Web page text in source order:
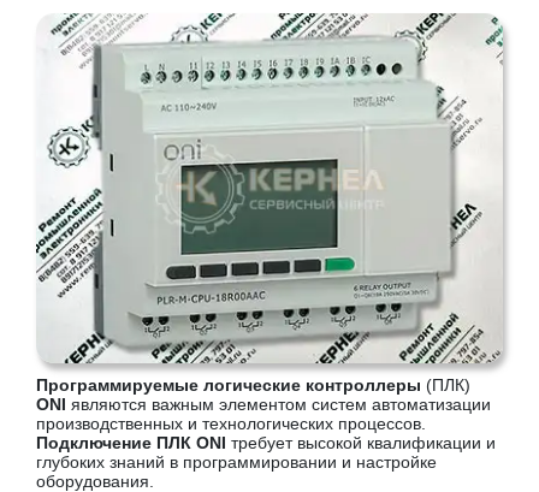
Программируемые логические контроллеры (ПЛК)
ONI являются важным элементом систем автоматизации
производственных и технологических процессов.
Подключение ПЛК ONI требует высокой квалификации и
глубоких знаний в программировании и настройке
оборудования.